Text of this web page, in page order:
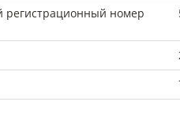
регистрационный номер